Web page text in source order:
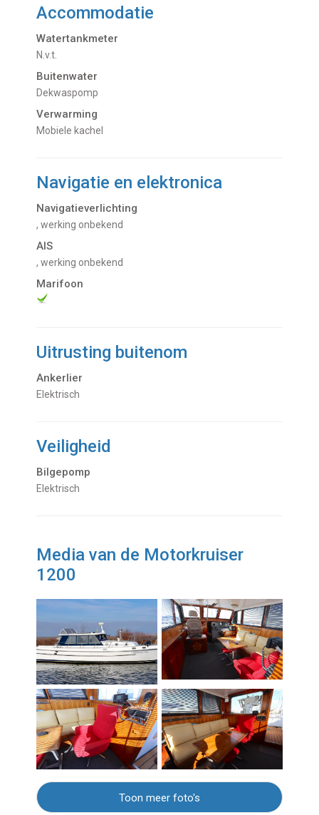
Accommodatie
Watertankmeter
N.v.t.
Buitenwater
dekwaspomp
Verwarming
Mobiele kachel
Navigatie en elektronica
Navigatieverlichting
, werking onbekend
AIS
, werking onbekend
Marifoon
Uitrusting buitenom
Ankerlier
Elektrisch
Veiligheid
Bilgepomp
Elektrisch
Media van de Motorkruiser
1200
Toon meer foto's